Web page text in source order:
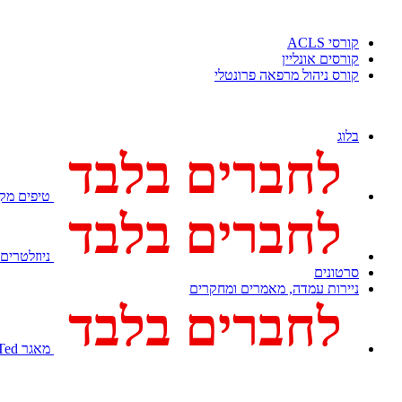
קורסי ACLS
קורסים אונליין
קורס ניהול מרפאה פרונטלי
בלוג
לחברים בלבד טיפים
לחברים בלבד
ניוזלטרים
סרטונים
ניירות עמדה, מאמרים ומחקרים
לחברים בלבד מאגר Med Ted